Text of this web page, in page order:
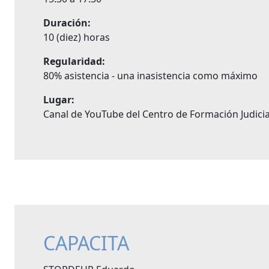
Duración:
10 (diez) horas
Regularidad:
80% asistencia - una inasistencia como máximo
Lugar:
Canal de YouTube del Centro de Formación
CAPACITA